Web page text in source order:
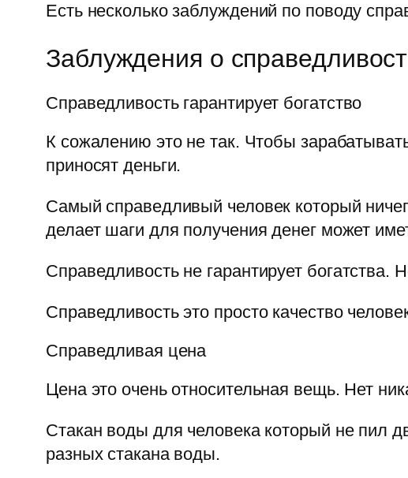
Есть несколько заблуждений по поводу
Заблуждения о
Справедливость гарантирует богатство
К сожалению это не так. Чтобы
приносят деньги.
Самый справедливый человек который
делает шаги для получения денег может
Справедливость не гарантирует
Справедливость это просто качество
Справедливая цена
Цена это очень относительная вещь. Нет
Стакан воды для человека который не пил
разных стакана воды.